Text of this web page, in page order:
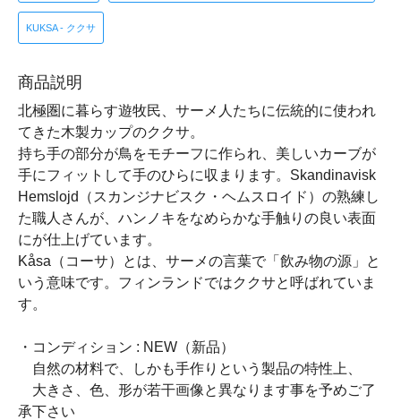
KUKSA - ククサ
商品説明
北極圏に暮らす遊牧民、サーメ人たちに伝統的に使われ
てきた木製カップのククサ。
持ち手の部分が鳥をモチーフに作られ、美しいカーブが
手にフィットして手のひらに収まります。Skandinavisk
Hemslojd（スカンジナビスク・ヘムスロイド）の熟練し
た職人さんが、ハンノキをなめらかな手触りの良い表面
にが仕上げています。
Kåsa（コーサ）とは、サーメの言葉で「飲み物の源」と
いう意味です。フィンランドではククサと呼ばれていま
す。
・コンディション : NEW（新品）
自然の材料で、しかも手作りという製品の特性上、
大きさ、色、形が若干画像と異なります事を予めご了
承下さい